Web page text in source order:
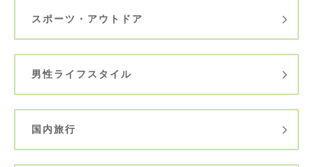
スポーツ・アウトドア
男性ライフスタイル
国内旅行